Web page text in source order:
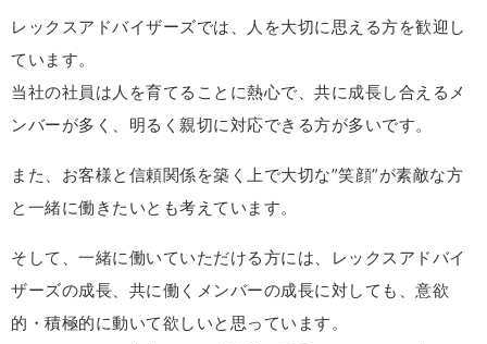
レックスアドバイザーズでは、人を大切に思える方を歓迎し
ています。
当社の社員は人を育てることに熱心で、共に成長し合えるメ
ンバーが多く、明るく親切に対応できる方が多いです。
また、お客様と信頼関係を築く上で大切な”笑顔”が素敵な方
と一緒に働きたいとも考えています。
そして、一緒に働いていただける方には、レックスアドバイ
ザーズの成長、共に働くメンバーの成長に対しても、意欲
的・積極的に動いて欲しいと思っています。